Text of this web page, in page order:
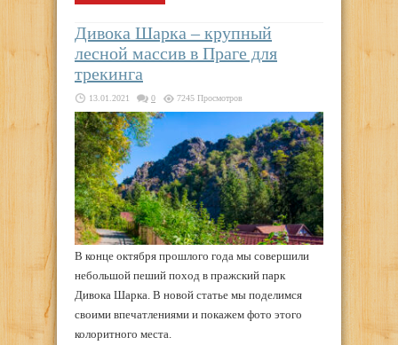
Дивока Шарка – крупный
лесной массив в Праге для
трекинга
13.01.2021 0 7245 Просмотров
В конце октября прошлого года мы совершили
небольшой пеший поход в пражский парк
Дивока Шарка. В новой статье мы поделимся
своими впечатлениями и покажем фото этого
колоритного места.